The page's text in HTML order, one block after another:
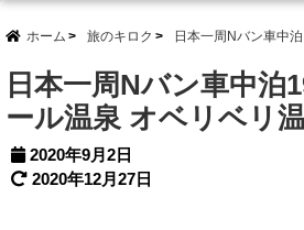
ホーム 旅のキロク 日本一周Nバン車中泊
日本一周Nバン車中泊
ール温泉 オベリベリ
2020年9月2日
2020年12月27日